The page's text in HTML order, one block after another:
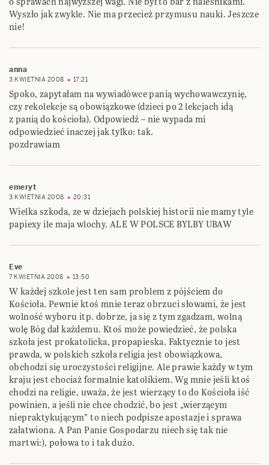
Wyszło jak zwykle. Nie ma przecież przymusu nauki. Jeszcze
nie!
anna
3 KWIETNIA 2008 17:21
Spoko, zapytałam na wywiadówce panią wychowawczynię,
czy rekolekcje są obowiązkowe (dzieci po 2 lekcjach idą
z panią do kościoła). Odpowiedź – nie wypada mi
odpowiedzieć inaczej jak tylko: tak.
pozdrawiam
emeryt
3 KWIETNIA 2008 20:31
Wielka szkoda, ze w dziejach polskiej historii nie mamy tyle
papiexy ile maja wlochy. ALE W POLSCE BYLBY UBAW
Eve
7 KWIETNIA 2008 13:50
W każdej szkole jest ten sam problem z pójściem do
Kościoła. Pewnie ktoś mnie teraz obrzuci słowami, że jest
wolność wyboru itp. dobrze, ja się z tym zgadzam, wolną
wolę Bóg dał każdemu. Ktoś może powiedzieć, że polska
szkoła jest prokatolicka, propapieska. Faktycznie to jest
prawda, w polskich szkoła religia jest obowiązkowa,
obchodzi się uroczystości religijne. Ale prawie każdy w tym
kraju jest chociaż formalnie katolikiem. Wg mnie jeśli ktoś
chodzi na religie, uważa, że jest wierzący to do Kościoła iść
powinien, a jeśli nie chce chodzić, bo jest „wierzącym
niepraktykującym” to niech podpisze apostazje i sprawa
załatwiona. A Pan Panie Gospodarzu niech się tak nie
martwi:), połowa to i tak dużo.